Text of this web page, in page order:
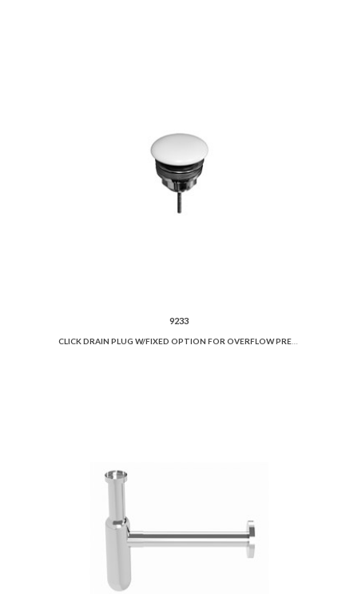
9233
CLICK DRAIN PLUG W/FIXED OPTION FOR OVERFLOW PREVENTION AND CERAMIC COVER.